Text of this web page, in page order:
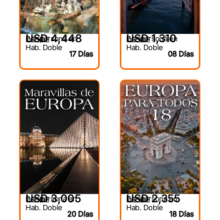
DESDE
USD 4,448
Por persona en
Hab. Doble
17 Días
DESDE
USD 1,310
Por persona en
Hab. Doble
08 Días
DESDE
USD 3,005
Por persona en
Hab. Doble
20 Días
DESDE
USD 2,355
Por persona en
Hab. Doble
18 Días